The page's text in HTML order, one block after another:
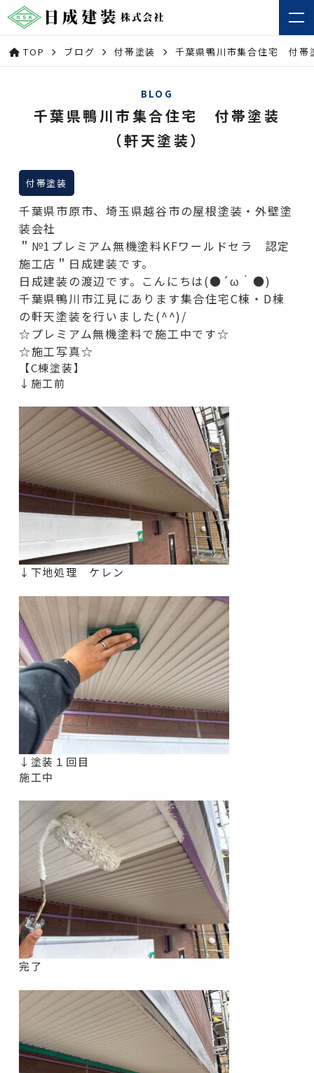
TOP ブログ 付帯塗装 千葉県鴨川市集合住宅 付帯
BLOG
千葉県鴨川市集合住宅 付帯塗装
（軒天塗装）
付帯塗装
千葉県市原市、埼玉県越谷市の屋根塗装・外壁塗
装会社
＂№1プレミアム無機塗料KFワールドセラ 認定
施工店＂日成建装です。
日成建装の渡辺です。こんにちは(●´ω｀●)
千葉県鴨川市江見にあります集合住宅C棟・D棟
の軒天塗装を行いました(^^)/
☆プレミアム無機塗料で施工中です☆
☆施工写真☆
【C棟塗装】
↓施工前
↓下地処理 ケレン
↓塗装１回目
施工中
完了